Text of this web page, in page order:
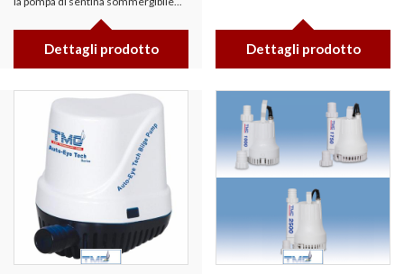
Dettagli prodotto Dettagli prodotto